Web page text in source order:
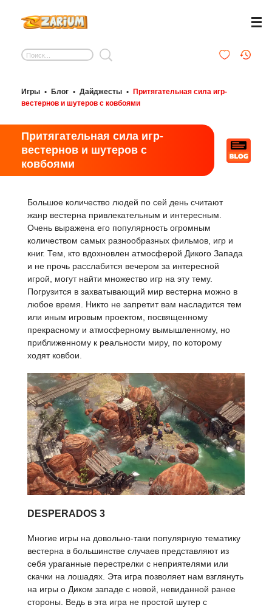
Игры • Блог • Дайджесты •
Притягательная сила игр-
вестернов и шутеров с ковбоями
Притягательная сила игр-
вестернов и шутеров с
ковбоями
Большое количество людей по сей день считают
жанр вестерна привлекательным и интересным.
Очень выражена его популярность огромным
количеством самых разнообразных фильмов, игр и
книг. Тем, кто вдохновлен атмосферой Дикого Запада
и не прочь расслабится вечером за интересной
игрой, могут найти множество игр на эту тему.
Погрузится в захватывающий мир вестерна можно в
любое время. Никто не запретит вам насладится тем
или иным игровым проектом, посвященному
прекрасному и атмосферному вымышленному, но
приближенному к реальности миру, по которому
ходят ковбои.
DESPERADOS 3
Многие игры на довольно-таки популярную тематику
вестерна в большинстве случаев представляют из
себя ураганные перестрелки с неприятелями или
скачки на лошадях. Эта игра позволяет нам взглянуть
на игры о Диком западе с новой, невиданной ранее
стороны. Ведь в эта игра не простой шутер с